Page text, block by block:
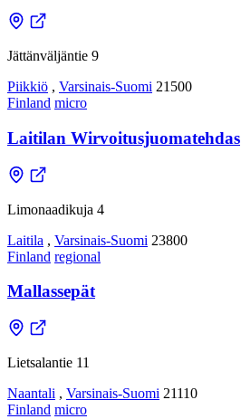
Jättänväljäntie 9
Piikkiö , Varsinais-Suomi 21500
Finland micro
Laitilan Wirvoitusjuomatehdas
Limonaadikuja 4
Laitila , Varsinais-Suomi 23800
Finland regional
Mallassepät
Lietsalantie 11
Naantali , Varsinais-Suomi 21110
Finland micro